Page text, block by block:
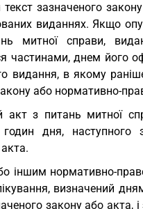
зазначеного
виданнях. Якщо
митної справи,
днем його
видання, в якому
або нормативно-
з питань митної
дня, наступного
іншим нормативно-
визначений
закону або акта,